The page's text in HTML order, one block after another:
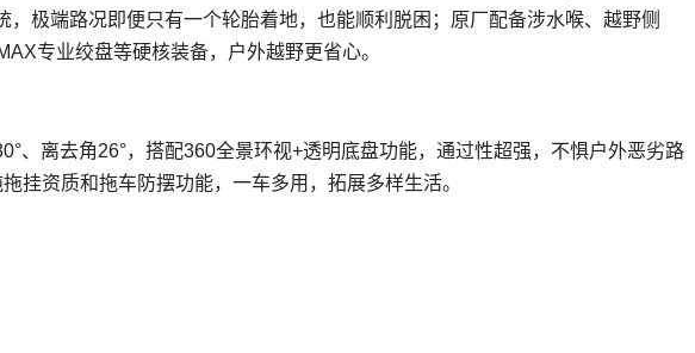
，极端路况即便只有一个轮胎着地，也能顺利脱困；原厂配备涉水喉、越野侧
专业绞盘等硬核装备，户外越野更省心。
、离去角26°，搭配360全景环视+透明底盘功能，通过性超强，不惧户外恶劣路
挂资质和拖车防摆功能，一车多用，拓展多样生活。